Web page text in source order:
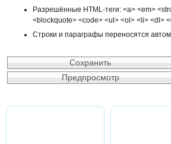
Разрешённые HTML-теги: <a> <em>
<blockquote> <code> <ul> <ol> <li> <dl>
Строки и параграфы переносятся